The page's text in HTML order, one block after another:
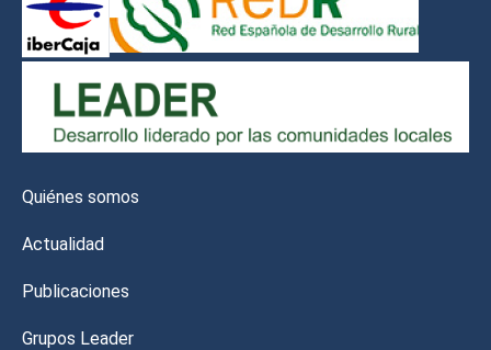
Quiénes somos
Actualidad
Publicaciones
Grupos Leader